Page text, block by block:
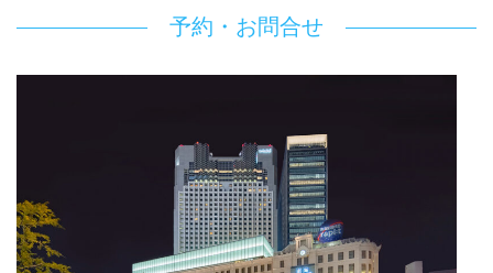
予約・お問合せ